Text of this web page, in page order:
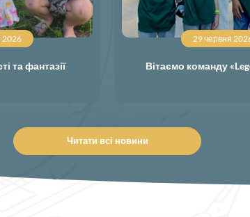
2026
та фантазії
29 червня
Вітаємо команду
Читати всі новини